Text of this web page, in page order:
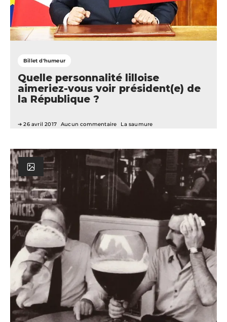
Billet d'humeur
Quelle personnalité lilloise
aimeriez-vous voir président(e) de
la République ?
26 avril 2017 Aucun commentaire La saumure